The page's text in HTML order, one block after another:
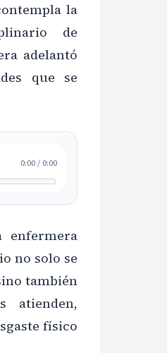
la
de
adelantó
que se
0:00/0:00
enfermera
no solo se
también
atienden,
físico